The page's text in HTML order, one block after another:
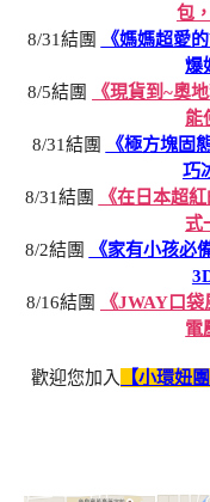
包
8/31結團
《媽媽超愛
爆
8/5結團
《現貨到~奧
能
8/31結團
《極方塊固
巧
8/31結團
《在日本超
式
8/2結團
《家有小孩必
8/16結團
《JWAY口
電
歡迎您加入 【小環妞